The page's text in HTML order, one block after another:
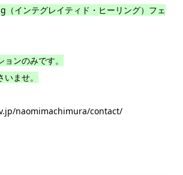
インテグレイティド・ヒーリング）フェ
ンのみです。
ませ。
naomimachimura/contact/